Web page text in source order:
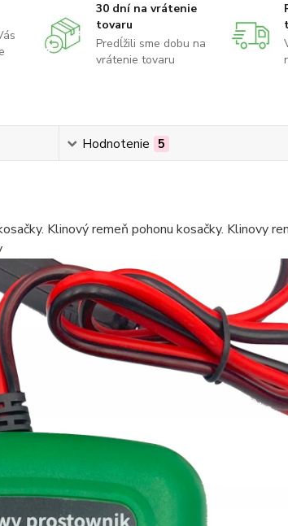
30 dní na vrátenie
tovaru
Predĺžili sme dobu na
vrátenie tovaru
Hodnotenie 5
Klinový remeň pohonu kosačky. Klinovy